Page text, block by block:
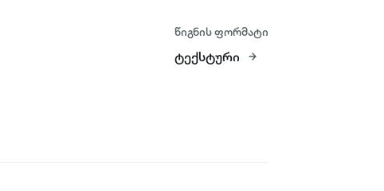
წიგნის ფორმატი
ტექსტური